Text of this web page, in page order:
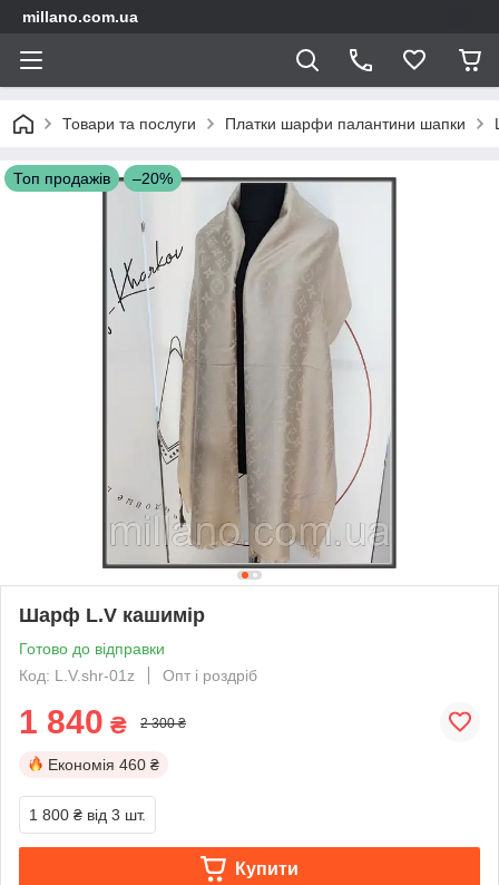
millano.com.ua
Товари та послуги Платки шарфи палантини шапки
Топ продажів –20%
Шарф L.V кашимір
Готово до відправки
Код: L.V.shr-01z
Опт і роздріб
1 840 ₴ 2 300 ₴
Економія 460 ₴
1 800 ₴ від 3 шт.
Купити